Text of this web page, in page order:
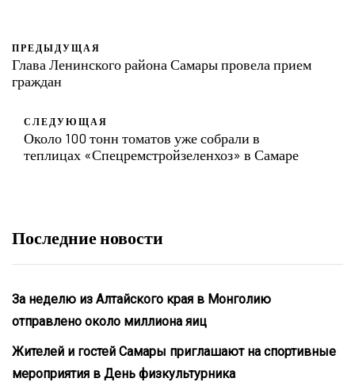
ПРЕДЫДУЩАЯ
Глава Ленинского района Самары провела прием
граждан
СЛЕДУЮЩАЯ
Около 100 тонн томатов уже собрали в
теплицах «Спецремстройзеленхоз» в Самаре
Последние новости
За неделю из Алтайского края в Монголию
отправлено около миллиона яиц
Жителей и гостей Самары приглашают на спортивные
мероприятия в День физкультурника